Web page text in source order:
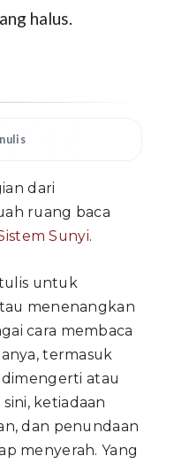
halus.
dari
ruang baca
Sunyi.
untuk
menenangkan
cara membaca
termasuk
atau
ketiadaan
dan penundaan
menyerah. Yang